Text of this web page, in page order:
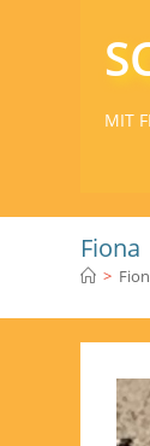
MIT
Fiona
>